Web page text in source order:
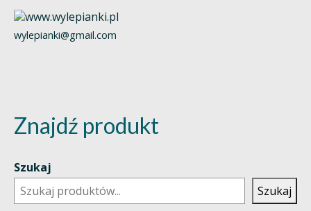
wylepianki@gmail.com
Znajdź produkt
Szukaj
Szukaj